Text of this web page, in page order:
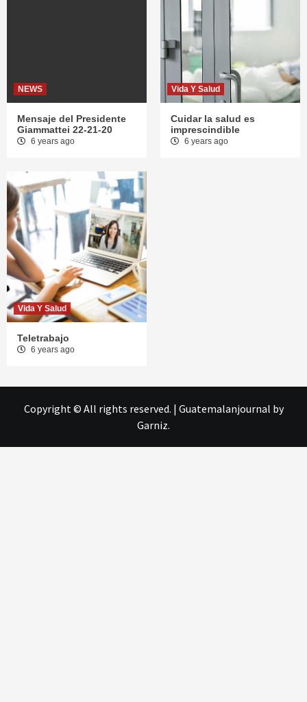
NEWS
Mensaje del Presidente
Giammattei 22-21-20
6 years ago
Vida Y Salud
Cuidar la salud es
imprescindible
6 years ago
Vida Y Salud
Teletrabajo
6 years ago
Copyright © All rights reserved. | Guatemalanjournal by
Garniz.